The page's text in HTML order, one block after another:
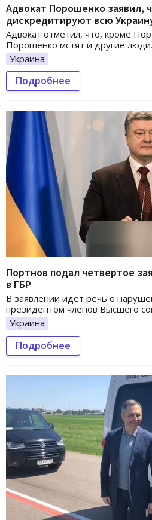
Адвокат Порошенко заявил,
дискредитируют всю
Адвокат отметил, что, кроме
Порошенко мстят и другие люди.
Украина
Подробнее
Портнов подал четвертое
в ГБР
В заявлении идет речь о
президентом членов Высшего
Украина
Подробнее